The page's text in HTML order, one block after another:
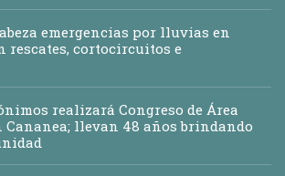
emergencias por lluvias en
rescates, cortocircuitos e
realizará Congreso de Área
Cananea; llevan 48 años brindando